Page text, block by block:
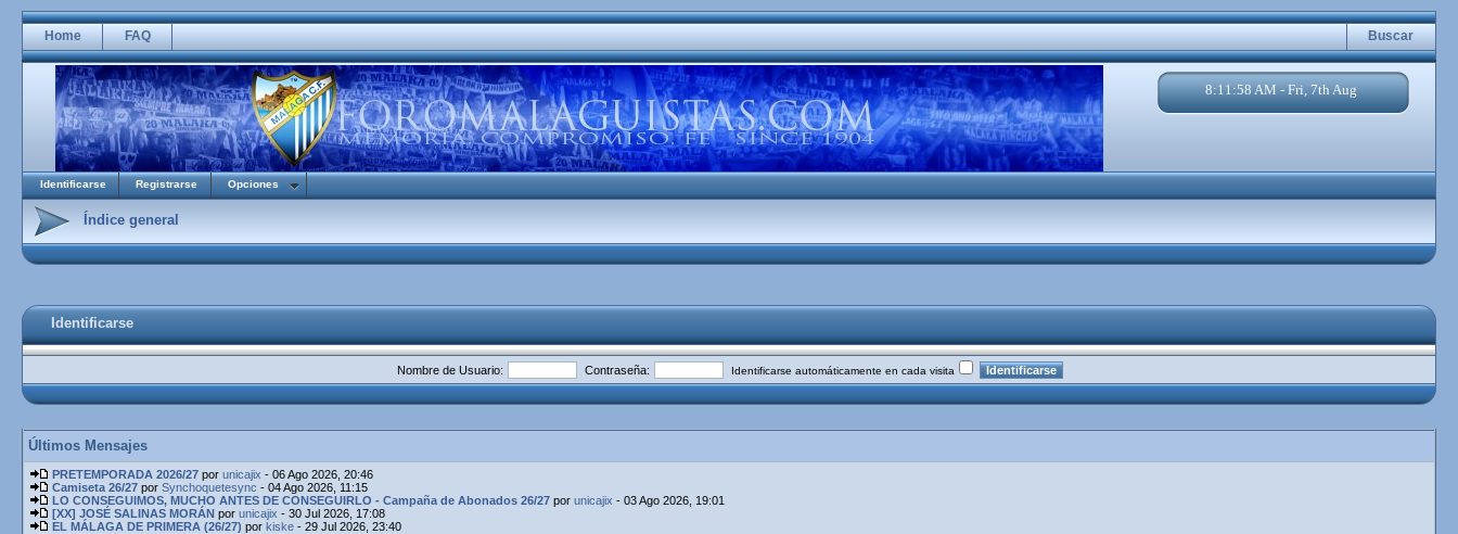
Home FAQ Buscar
8:11:59 AM - Fri, 7th Aug
Identificarse Registrarse Opciones
Índice general
Identificarse
Nombre de Usuario: Contraseña: Identificarse automáticamente en cada visita
Últimos Mensajes
PRETEMPORADA 2026/27 por unicajix - 06 Ago 2026, 20:46
Camiseta 26/27 por Synchoquetesync - 04 Ago 2026, 11:15
LO CONSEGUIMOS, MUCHO ANTES DE CONSEGUIRLO - Campaña de Abonados 26/27 por unicajix - 03 Ago 2026, 19:01
[XX] JOSÉ SALINAS MORÁN por unicajix - 30 Jul 2026, 17:08
EL MÁLAGA DE PRIMERA (26/27) por kiske - 29 Jul 2026, 23:40